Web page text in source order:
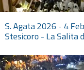
S. Agata 2026 - 4 Febbraio - Giro Esterno: Piazza
Stesicoro - La Salita